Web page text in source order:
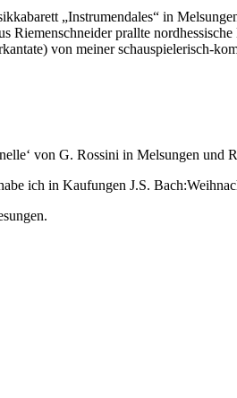
„Instrumendales“ in
Riemenschneider prallte
von meiner schauspielerisch-
von G. Rossini in Melsungen und
ich in Kaufungen J.S.